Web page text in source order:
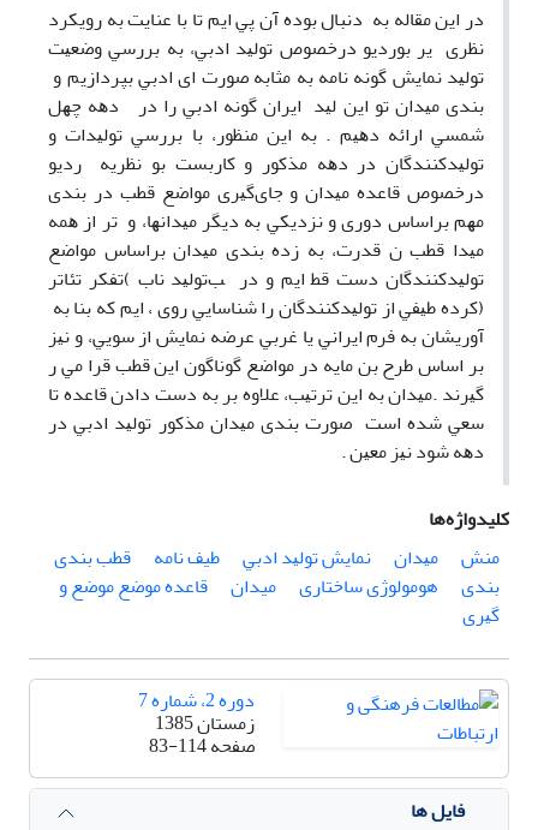
در اﻳﻦ ﻣﻘﺎﻟﻪ ﺑﻪ دﻧﺒﺎل ﺑﻮده آن ﭘﻲ اﻳﻢ ﺗﺎ ﺑﺎ ﻋﻨﺎﻳﺖ ﺑﻪ روﻳﻜﺮد
ﻧﻈﺮی ﻳﺮ ﺑﻮردﻳﻮ درﺧﺼﻮص ﺗﻮﻟﻴﺪ ادﺑﻲ، ﺑﻪ ﺑﺮرﺳﻲ وﺿﻌﻴﺖ
ﺗﻮﻟﻴﺪ ﻧﻤﺎﻳﺶ ﮔﻮﻧﻪ ﻧﺎﻣﻪ ﺑﻪ ﻣﺜﺎﺑﻪ ﺻﻮرت ای ادﺑﻲ ﺑﭙﺮدازﻳﻢ و
ﺑﻨﺪی ﻣﻴﺪان ﺗﻮ اﻳﻦ ﻟﻴﺪ اﻳﺮان ﮔﻮﻧﻪ ادﺑﻲ را در دﻫﻪ ﭼﻬﻞ
ﺷﻤﺴﻲ اراﺋﻪ دﻫﻴﻢ . ﺑﻪ اﻳﻦ ﻣﻨﻈﻮر، ﺑﺎ ﺑﺮرﺳﻲ ﺗﻮﻟﻴﺪات و
ﺗﻮﻟﻴﺪﻛﻨﻨﺪﮔﺎن در دﻫﻪ ﻣﺬﻛﻮر و ﻛﺎرﺑﺴﺖ ﺑﻮ ﻧﻈﺮﻳﻪ ردﻳﻮ
درﺧﺼﻮص ﻗﺎﻋﺪه ﻣﻴﺪان و ﺟﺎیﮔﻴﺮی ﻣﻮاﺿﻊ ﻗﻄﺐ در ﺑﻨﺪی
ﻣﻬﻢ ﺑﺮاﺳﺎس دوری و ﻧﺰدﻳﻜﻲ ﺑﻪ دﻳﮕﺮ ﻣﻴﺪاﻧﻬﺎ، و ﺗﺮ از ﻫﻤﻪ
ﻣﻴﺪا ﻗﻄﺐ ن ﻗﺪرت، ﺑﻪ زده ﺑﻨﺪی ﻣﻴﺪان ﺑﺮاﺳﺎس ﻣﻮاﺿﻊ
ﺗﻮﻟﻴﺪﻛﻨﻨﺪﮔﺎن دﺳﺖ ﻗﻄ اﻳﻢ و در ﺐﺗﻮﻟﻴﺪ ﻧﺎب )ﺗﻔﻜﺮ ﺗﺌﺎﺗﺮ
(ﻛﺮده ﻃﻴﻔﻲ از ﺗﻮﻟﻴﺪﻛﻨﻨﺪﮔﺎن را ﺷﻨﺎﺳﺎﻳﻲ روی ، اﻳﻢ ﻛﻪ ﺑﻨﺎ ﺑﻪ
آورﻳﺸﺎن ﺑﻪ ﻓﺮم اﻳﺮاﻧﻲ ﻳﺎ ﻏﺮﺑﻲ ﻋﺮﺿﻪ ﻧﻤﺎﻳﺶ از ﺳﻮﻳﻲ، و ﻧﻴﺰ
ﺑﺮ اﺳﺎس ﻃﺮح ﺑﻦ ﻣﺎﻳﻪ در ﻣﻮاﺿﻊ ﮔﻮﻧﺎﮔﻮن اﻳﻦ ﻗﻄﺐ ﻗﺮا ﻣﻲ ر
ﮔﻴﺮﻧﺪ .ﻣﻴﺪان ﺑﻪ اﻳﻦ ﺗﺮﺗﻴﺐ، ﻋﻼوه ﺑﺮ ﺑﻪ دﺳﺖ دادن ﻗﺎﻋﺪه ﺗﺎ
ﺳﻌﻲ ﺷﺪه اﺳﺖ ﺻﻮرت ﺑﻨﺪی ﻣﻴﺪان ﻣﺬﻛﻮر ﺗﻮﻟﻴﺪ ادﺑﻲ در
دﻫﻪ ﺷﻮد ﻧﻴﺰ ﻣﻌﻴﻦ .
کلیدواژه‌ها
ﻣﻨﺶ
ﻣﻴﺪان ﻧﻤﺎﻳﺶ ﺗﻮﻟﻴﺪ ادﺑﻲ طیف ﻧﺎﻣﻪ
ﻗﻄﺐ ﺑﻨﺪی
ﺑﻨﺪی
هومولوژی ﺳﺎﺧﺘﺎری میدان
ﻗﺎﻋﺪه ﻣﻮﺿﻊ ﻣﻮﺿﻊ و
ﮔﻴﺮی
دوره 2، شماره 7
زمستان 1385
صفحه83-114
فایل ها